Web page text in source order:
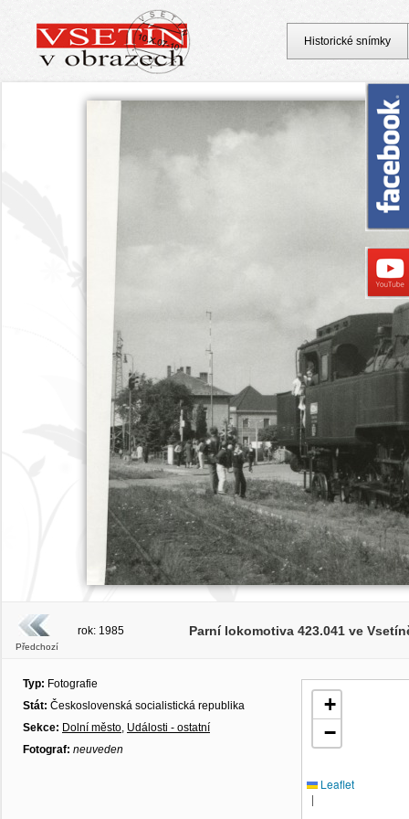
Předchozí
rok: 1985 Parní lokomotiva 423.041 ve
Typ: Fotografie
Stát: Československá socialistická republika
Sekce: Dolní město, Události - ostatní
Fotograf: neuveden
+
−
Leaflet
|
Historické snímky